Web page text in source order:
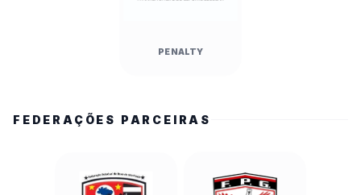
Paulo/Capital) 24 x 19 Colégio Braga Mello
Handebol Feminino — Etapa I:
EE Clarice De Magalhães De Castro (São
Handebol Feminino — Etapa II:
PENALTY
FEDERAÇÕES PARCEIRAS